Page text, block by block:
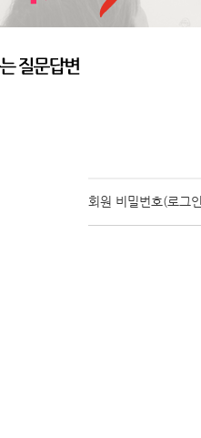
회원 비밀번호(로그